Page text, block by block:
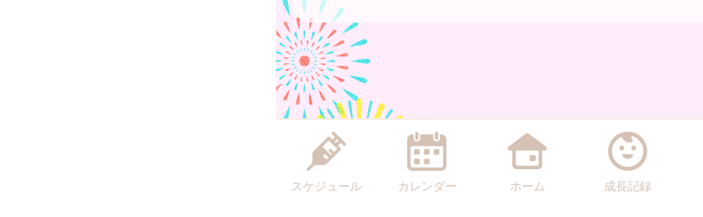
スケジュール カレンダー ホーム 成長記録